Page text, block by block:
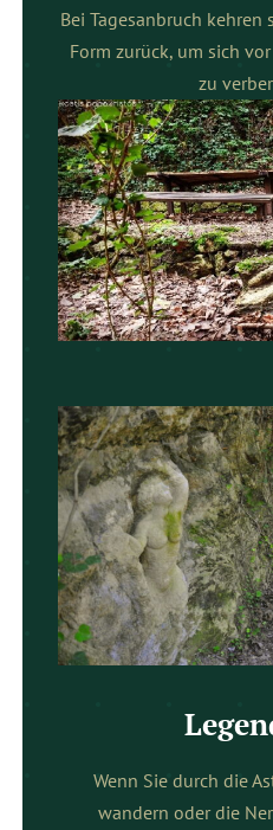
Bei Tagesanbruch
Form zurück, um sich
zu
Wenn Sie durch die
wandern oder die